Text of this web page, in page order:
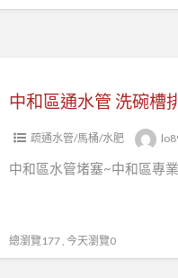
疏通水管/馬桶/水肥
中和區水管堵塞~中和區專
總瀏覽177 , 今天瀏覽0